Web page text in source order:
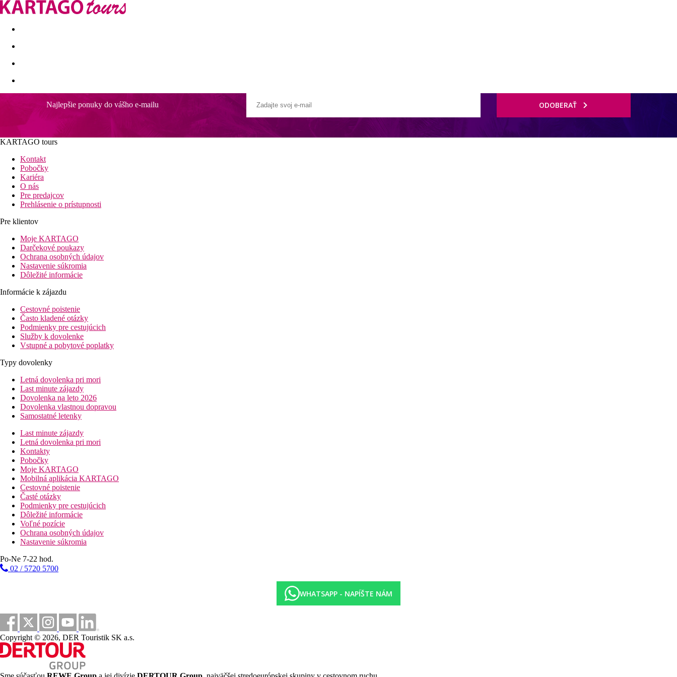
Last minute Dovolenkové kluby
The Residence
Vzdialenosti
2,5 km
Centrum mesta
25 km
Vzdialenosť od najbližšieho letiska
50 m
Vzdialenosť k pláži
0 m
Reštaurácia
Bary/krčmičky
Pláž
Plážová dovolenka
bazény
Ležadlá a slnečníky pri bazéne zadarmo
Detský bazén
Bar pri bazéne
Fotogaléria
Najlepšie ponuky do vášho e-mailu ODOBERAŤ
KARTAGO tours
Kontakt
Pobočky
Kariéra
O nás
Pre predajcov
Prehlásenie o prístupnosti
Pre klientov
Moje KARTAGO
Darčekové poukazy
Ochrana osobných údajov
Nastavenie súkromia
Dôležité informácie
Informácie k zájazdu
Cestovné poistenie
Často kladené otázky
Podmienky pre cestujúcich
Služby k dovolenke
Vstupné a pobytové poplatky
Typy dovolenky
Letná dovolenka pri mori
Last minute zájazdy
Dovolenka na leto 2026
Dovolenka vlastnou dopravou
Samostatné letenky
Last minute zájazdy
Letná dovolenka pri mori
Kontakty
Pobočky
Moje KARTAGO
Mobilná aplikácia KARTAGO
Cestovné poistenie
Časté otázky
Podmienky pre cestujúcich
Dôležité informácie
Voľné pozície
Ochrana osobných údajov
Nastavenie súkromia
Po-Ne 7-22 hod.
02 / 5720 5700
WHATSAPP - NAPÍŠTE NÁM
Copyright © 2026, DER Touristik SK a.s.